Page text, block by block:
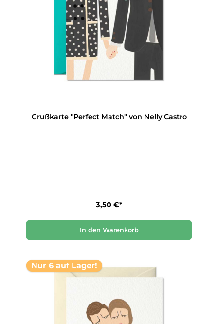
Grußkarte "Perfect Match" von Nelly Castro
3,50 €*
In den Warenkorb
Nur 6 auf Lager!